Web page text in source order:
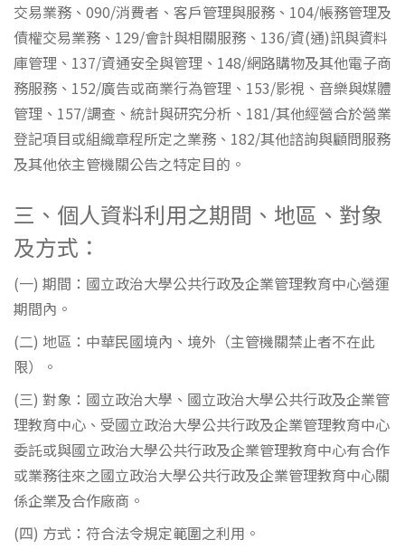
交易業務、090/消費者、客戶管理與服務、104/帳務管理及
債權交易業務、129/會計與相關服務、136/資(通)訊與資料
庫管理、137/資通安全與管理、148/網路購物及其他電子商
務服務、152/廣告或商業行為管理、153/影視、音樂與媒體
管理、157/調查、統計與研究分析、181/其他經營合於營業
登記項目或組織章程所定之業務、182/其他諮詢與顧問服務
及其他依主管機關公告之特定目的。
三、個人資料利用之期間、地區、對象
及方式：
(一) 期間：國立政治大學公共行政及企業管理教育中心營運
期間內。
(二) 地區：中華民國境內、境外（主管機關禁止者不在此
限）。
(三) 對象：國立政治大學、國立政治大學公共行政及企業管
理教育中心、受國立政治大學公共行政及企業管理教育中心
委託或與國立政治大學公共行政及企業管理教育中心有合作
或業務往來之國立政治大學公共行政及企業管理教育中心關
係企業及合作廠商。
(四) 方式：符合法令規定範圍之利用。